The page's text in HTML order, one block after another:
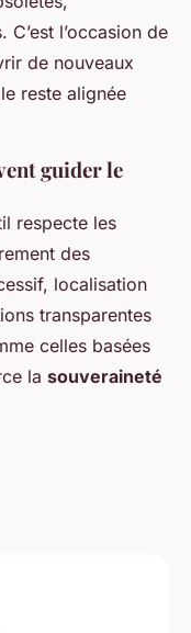
l’occasion de
de nouveaux
reste alignée
guider le
respecte les
des
localisation
transparentes
celles basées
la souveraineté